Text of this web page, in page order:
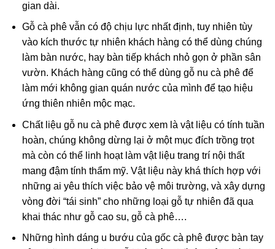
gian dài.
Gỗ cà phê vẫn có độ chịu lực nhất định, tuy nhiên tùy
vào kích thước tự nhiên khách hàng có thể dùng chúng
làm bàn nước, hay bàn tiếp khách nhỏ gọn ở phần sân
vườn. Khách hàng cũng có thể dùng gỗ nu cà phê để
làm mới không gian quán nước của mình để tạo hiệu
ứng thiên nhiên mộc mạc.
Chất liệu gỗ nu cà phê được xem là vật liệu có tính tuần
hoàn, chúng không dừng lại ở một mục đích trồng trọt
mà còn có thể linh hoạt làm vật liệu trang trí nội thất
mang đậm tính thẩm mỹ. Vật liệu này khá thích hợp với
những ai yêu thích việc bảo vệ môi trường, và xây dựng
vòng đời “tái sinh” cho những loại gỗ tự nhiên đã qua
khai thác như gỗ cao su, gỗ cà phê….
Những hình dáng u bướu của gốc cà phê được bàn tay